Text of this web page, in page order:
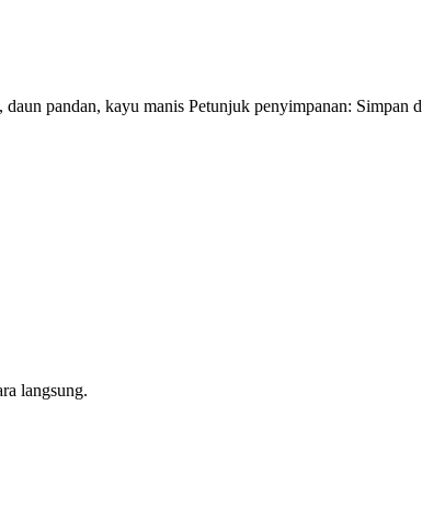
pandan, kayu manis Petunjuk penyimpanan: Simpan
langsung.